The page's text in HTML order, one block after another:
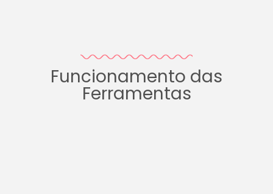
Funcionamento das
Ferramentas